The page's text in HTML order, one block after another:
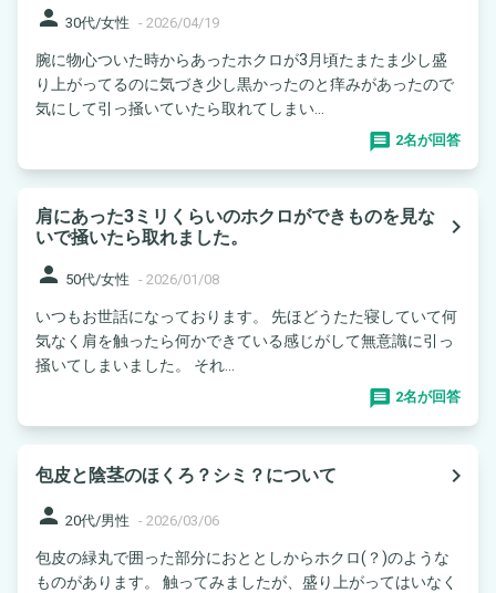
person 30代/女性 - 2026/04/19
腕に物心ついた時からあったホクロが3月頃たまたま少し盛
り上がってるのに気づき少し黒かったのと痒みがあったので
気にして引っ掻いていたら取れてしまい...
2名が回答
肩にあった3ミリくらいのホクロができものを見な
いで掻いたら取れました。
navigate_next
person 50代/女性 - 2026/01/08
いつもお世話になっております。 先ほどうたた寝していて何
気なく肩を触ったら何かできている感じがして無意識に引っ
掻いてしまいました。 それ...
2名が回答
包皮と陰茎のほくろ？シミ？について
navigate_next
person 20代/男性 - 2026/03/06
包皮の緑丸で囲った部分におととしからホクロ(？)のような
ものがあります。 触ってみましたが、盛り上がってはいなく